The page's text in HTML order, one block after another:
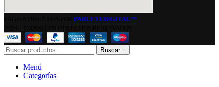
PABLETEDIGITAL™
Buscar...
Menú
Categorías